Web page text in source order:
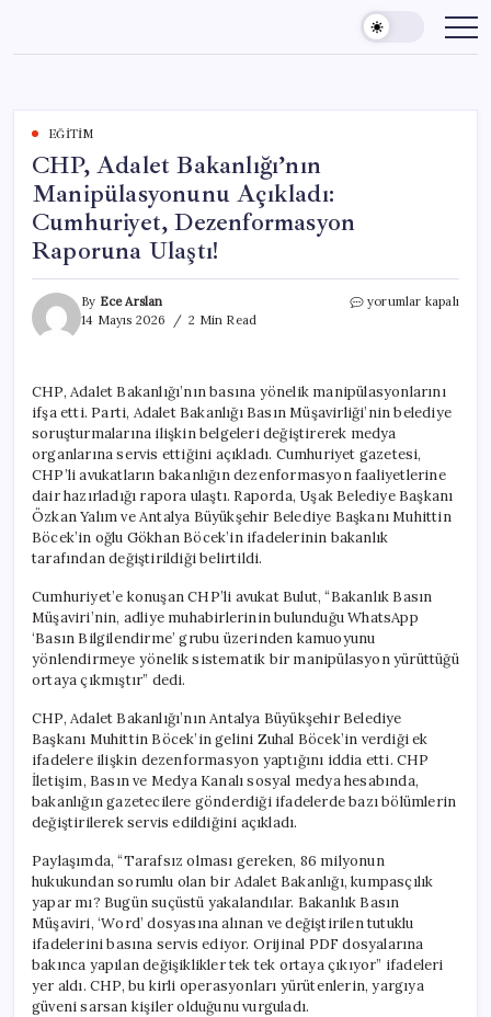
content
EĞITIM
CHP, Adalet Bakanlığı’nın
Manipülasyonunu Açıkladı:
Cumhuriyet, Dezenformasyon
Raporuna Ulaştı!
By Ece Arslan
14 Mayıs 2026
2 Min Read
CHP,
Cumhuriyet,
Dezenformasyon
Raporuna
Ulaştı!
için
yorumlar kapalı
CHP, Adalet Bakanlığı’nın basına yönelik manipülasyonlarını
ifşa etti. Parti, Adalet Bakanlığı Basın Müşavirliği’nin belediye
soruşturmalarına ilişkin belgeleri değiştirerek medya
organlarına servis ettiğini açıkladı. Cumhuriyet gazetesi,
CHP’li avukatların bakanlığın dezenformasyon faaliyetlerine
dair hazırladığı rapora ulaştı. Raporda, Uşak Belediye Başkanı
Özkan Yalım ve Antalya Büyükşehir Belediye Başkanı Muhittin
Böcek’in oğlu Gökhan Böcek’in ifadelerinin bakanlık
tarafından değiştirildiği belirtildi.
Cumhuriyet’e konuşan CHP’li avukat Bulut, “Bakanlık Basın
Müşaviri’nin, adliye muhabirlerinin bulunduğu WhatsApp
‘Basın Bilgilendirme’ grubu üzerinden kamuoyunu
yönlendirmeye yönelik sistematik bir manipülasyon yürüttüğü
ortaya çıkmıştır” dedi.
CHP, Adalet Bakanlığı’nın Antalya Büyükşehir Belediye
Başkanı Muhittin Böcek’in gelini Zuhal Böcek’in verdiği ek
ifadelere ilişkin dezenformasyon yaptığını iddia etti. CHP
İletişim, Basın ve Medya Kanalı sosyal medya hesabında,
bakanlığın gazetecilere gönderdiği ifadelerde bazı bölümlerin
değiştirilerek servis edildiğini açıkladı.
Paylaşımda, “Tarafsız olması gereken, 86 milyonun
hukukundan sorumlu olan bir Adalet Bakanlığı, kumpasçılık
yapar mı? Bugün suçüstü yakalandılar. Bakanlık Basın
Müşaviri, ‘Word’ dosyasına alınan ve değiştirilen tutuklu
ifadelerini basına servis ediyor. Orijinal PDF dosyalarına
bakınca yapılan değişiklikler tek tek ortaya çıkıyor” ifadeleri
yer aldı. CHP, bu kirli operasyonları yürütenlerin, yargıya
güveni sarsan kişiler olduğunu vurguladı.